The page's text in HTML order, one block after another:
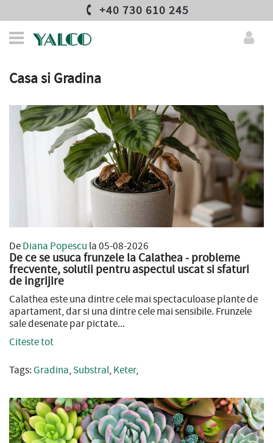
+40 730 610 245
Casa si Gradina
DeDiana Popescu la 05-08-2026
De ce se usuca frunzele la Calathea - probleme
frecvente, solutii pentru aspectul uscat si sfaturi
de ingrijire
Calathea este una dintre cele mai spectaculoase plante de
apartament, dar si una dintre cele mai sensibile. Frunzele
sale desenate par pictate...
Citeste tot
Tags: Gradina,Substral,Keter,